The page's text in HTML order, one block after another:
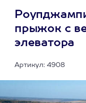
прыжок с
элеватора
Артикул: 4908